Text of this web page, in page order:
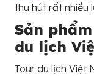
thu hút rất nhiều
Sản
du lịch
Tour du lịch Việt